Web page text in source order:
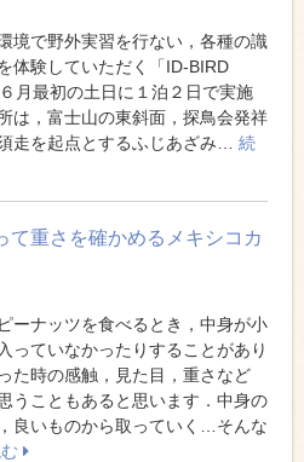
境で野外実習を行ない，各種の識
体験していただく「ID-BIRD
月最初の土日に１泊２日で実施
は，富士山の東斜面，探鳥会発祥
走を起点とするふじあざみ… 続
て重さを確かめるメキシコカ
ーナッツを食べるとき，中身が小
っていなかったりすることがあり
た時の感触，見た目，重さなど
うこともあると思います．中身の
良いものから取っていく…そんな